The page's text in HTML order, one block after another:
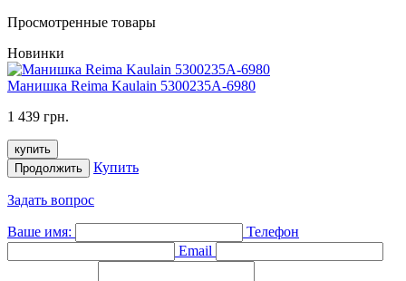
Просмотренные товары
Новинки
Манишка Reima Kaulain 5300235A-6980
1 439 грн.
купить
Продолжить
Купить
Задать вопрос
Ваше имя:
Телефон
Email